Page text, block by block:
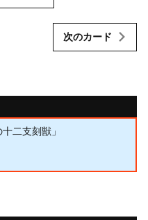
次のカード
二支刻獣」